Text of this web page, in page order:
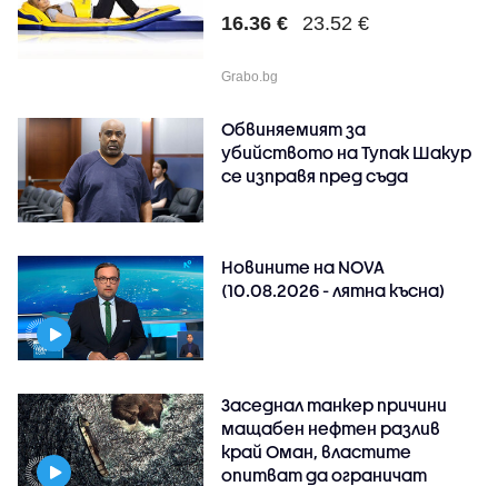
16.36 € 23.52 €
Grabo.bg
Обвиняемият за
убийството на Тупак Шакур
се изправя пред съда
Новините на NOVA
(10.08.2026 - лятна късна)
Заседнал танкер причини
мащабен нефтен разлив
край Оман, властите
опитват да ограничат